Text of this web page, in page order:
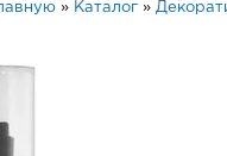
» Каталог»